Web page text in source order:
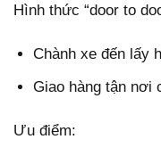
Hình thức “door to
Chành xe đến lấy
Giao hàng tận nơi
Ưu điểm: